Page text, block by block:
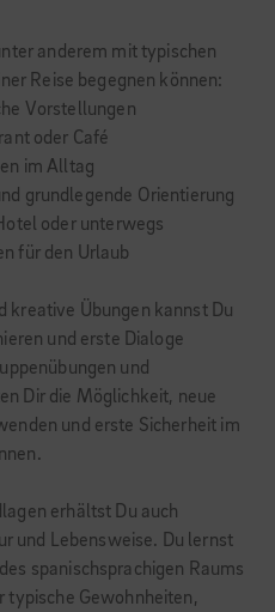
anderem mit typischen
Reise begegnen können:
Vorstellungen
oder Café
im Alltag
grundlegende Orientierung
oder unterwegs
für den Urlaub
kreative Übungen kannst Du
und erste Dialoge
und
Dir die Möglichkeit, neue
und erste Sicherheit im
erhältst Du auch
und Lebensweise. Du lernst
spanischsprachigen Raums
typische Gewohnheiten,